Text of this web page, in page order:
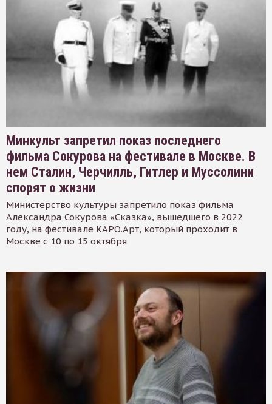
Минкульт запретил показ последнего
фильма Сокурова на фестивале в Москве. В
нем Сталин, Черчилль, Гитлер и Муссолини
спорят о жизни
Министерство культуры запретило показ фильма
Александра Сокурова «Сказка», вышедшего в 2022
году, на фестивале КАРО.Арт, который проходит в
Москве с 10 по 15 октября